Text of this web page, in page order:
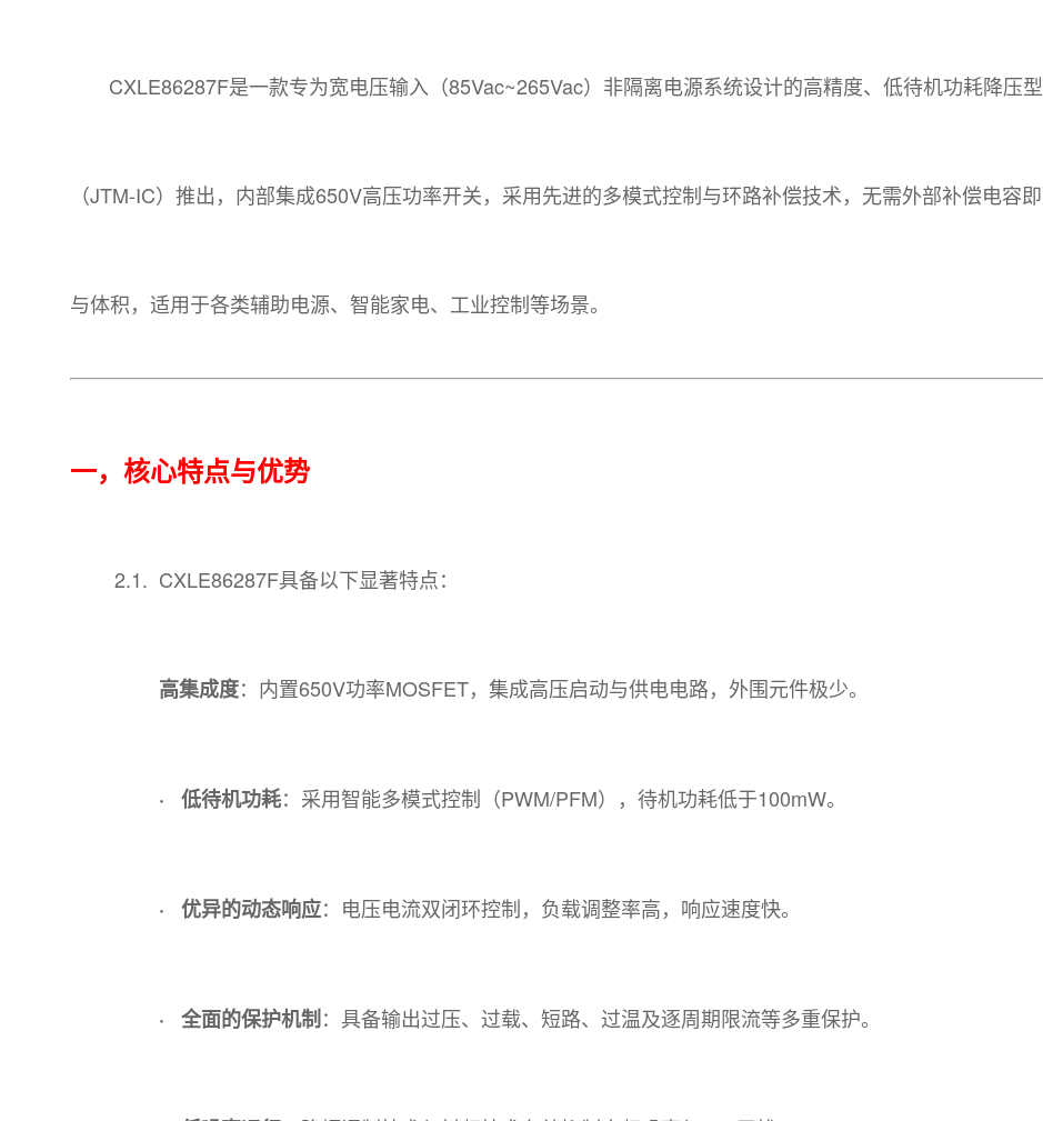
CXLE86287F是一款专为宽电压输入（85Vac~265Vac）非隔离电源系统设计的高精度、低待机功耗降压
（JTM-IC）推出，内部集成650V高压功率开关，采用先进的多模式控制与环路补偿技术，无需外部补偿电容
与体积，适用于各类辅助电源、智能家电、工业控制等场景。
一，核心特点与优势
2.1. CXLE86287F具备以下显著特点：
高集成度：内置650V功率MOSFET，集成高压启动与供电电路，外围元件极少。
· 低待机功耗：采用智能多模式控制（PWM/PFM），待机功耗低于100mW。
· 优异的动态响应：电压电流双闭环控制，负载调整率高，响应速度快。
· 全面的保护机制：具备输出过压、过载、短路、过温及逐周期限流等多重保护。